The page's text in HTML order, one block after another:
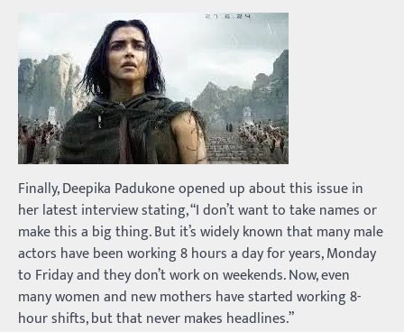
Finally, Deepika Padukone opened up about this issue in
her latest interview stating, “I don’t want to take names or
make this a big thing. But it’s widely known that many male
actors have been working 8 hours a day for years, Monday
to Friday and they don’t work on weekends. Now, even
many women and new mothers have started working 8-
hour shifts, but that never makes headlines.”